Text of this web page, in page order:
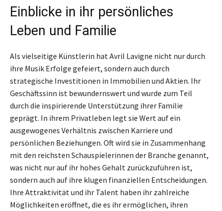
Einblicke in ihr persönliches
Leben und Familie
Als vielseitige Künstlerin hat Avril Lavigne nicht nur durch
ihre Musik Erfolge gefeiert, sondern auch durch
strategische Investitionen in Immobilien und Aktien. Ihr
Geschäftssinn ist bewundernswert und wurde zum Teil
durch die inspirierende Unterstützung ihrer Familie
geprägt. In ihrem Privatleben legt sie Wert auf ein
ausgewogenes Verhältnis zwischen Karriere und
persönlichen Beziehungen. Oft wird sie in Zusammenhang
mit den reichsten Schauspielerinnen der Branche genannt,
was nicht nur auf ihr hohes Gehalt zurückzuführen ist,
sondern auch auf ihre klugen finanziellen Entscheidungen.
Ihre Attraktivität und ihr Talent haben ihr zahlreiche
Möglichkeiten eröffnet, die es ihr ermöglichen, ihren